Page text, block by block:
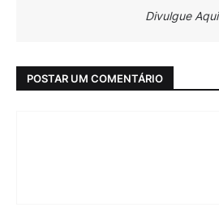
Divulgue Aqui
POSTAR UM COMENTÁRIO